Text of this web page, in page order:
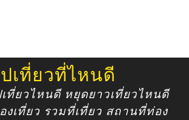
เที่ยวที่ไหนดี
ที่ยวไหนดี หยุดยาวเที่ยวไหนดี
งเที่ยว รวมที่เที่ยว สถานที่ท่อง